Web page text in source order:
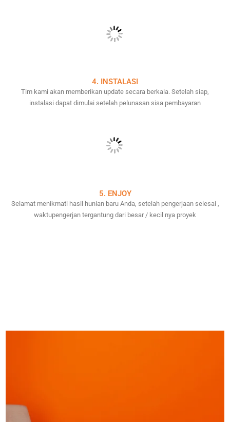
4. INSTALASI
Tim kami akan memberikan update secara berkala. Setelah siap,
instalasi dapat dimulai setelah pelunasan sisa pembayaran
5. ENJOY
Selamat menikmati hasil hunian baru Anda, setelah pengerjaan selesai ,
waktupengerjan tergantung dari besar / kecil nya proyek